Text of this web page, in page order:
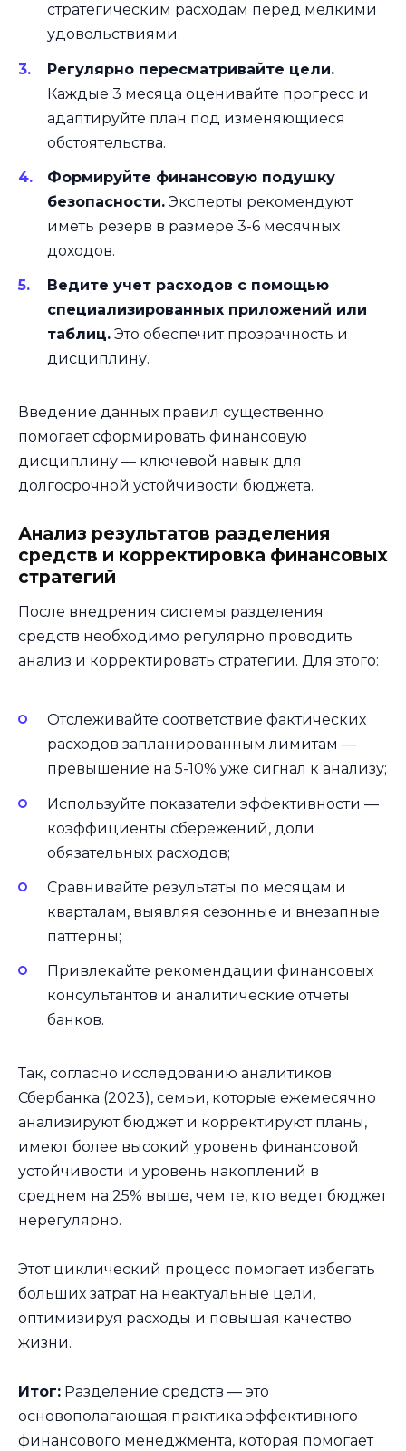
стратегическим расходам перед мелкими
удовольствиями.
Регулярно пересматривайте цели.
Каждые 3 месяца оценивайте прогресс и
адаптируйте план под изменяющиеся
обстоятельства.
Формируйте финансовую подушку
безопасности. Эксперты рекомендуют
иметь резерв в размере 3-6 месячных
доходов.
Ведите учет расходов с помощью
специализированных приложений или
таблиц. Это обеспечит прозрачность и
дисциплину.
Введение данных правил существенно
помогает сформировать финансовую
дисциплину — ключевой навык для
долгосрочной устойчивости бюджета.
Анализ результатов разделения
средств и корректировка финансовых
стратегий
После внедрения системы разделения
средств необходимо регулярно проводить
анализ и корректировать стратегии. Для этого:
Отслеживайте соответствие фактических
расходов запланированным лимитам —
превышение на 5-10% уже сигнал к анализу;
Используйте показатели эффективности —
коэффициенты сбережений, доли
обязательных расходов;
Сравнивайте результаты по месяцам и
кварталам, выявляя сезонные и внезапные
паттерны;
Привлекайте рекомендации финансовых
консультантов и аналитические отчеты
банков.
Так, согласно исследованию аналитиков
Сбербанка (2023), семьи, которые ежемесячно
анализируют бюджет и корректируют планы,
имеют более высокий уровень финансовой
устойчивости и уровень накоплений в
среднем на 25% выше, чем те, кто ведет бюджет
нерегулярно.
Этот циклический процесс помогает избегать
больших затрат на неактуальные цели,
оптимизируя расходы и повышая качество
жизни.
Итог: Разделение средств — это
основополагающая практика эффективного
финансового менеджмента, которая помогает